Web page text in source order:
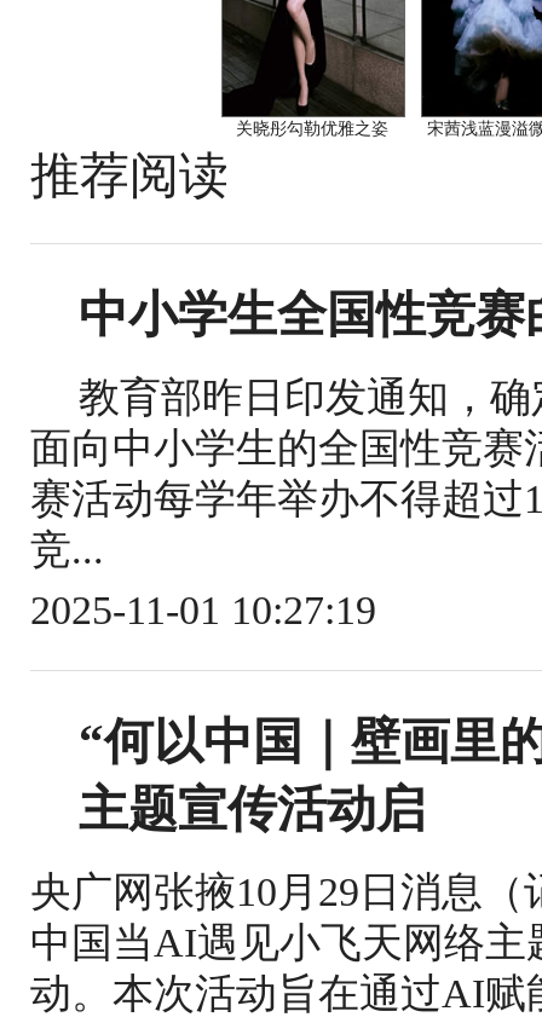
关晓彤勾勒优雅之姿 宋茜浅蓝漫溢
推荐阅读
中小学生全国性竞赛
教育部昨日印发通知，确
面向中小学生的全国性竞
赛活动每学年举办不得超
竞...
2025-11-01 10:27:19
“何以中国｜壁画里
主题宣传活动启
央广网张掖10月29日消息
中国当AI遇见小飞天网络主
动。本次活动旨在通过AI